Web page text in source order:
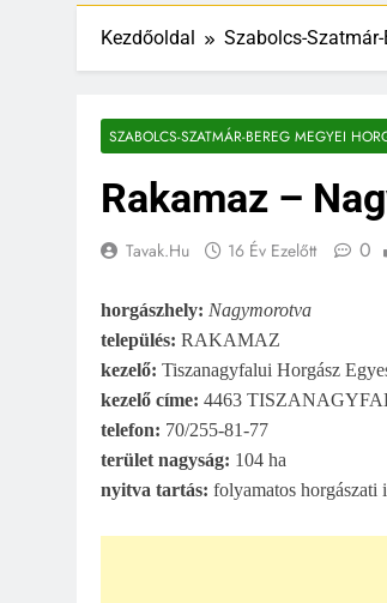
Kezdőoldal Szabolcs-
SZABOLCS-SZATMÁR-BEREG MEGYEI
Rakamaz –
Tavak.hu 16 Év Ezelőtt 0
horgászhely: Nagymorotva
település: RAKAMAZ
kezelő: Tiszanagyfalui Horgász
kezelő címe: 4463
telefon: 70/255-81-77
terület nagyság: 104 ha
nyitva tartás: folyamatos horgászati